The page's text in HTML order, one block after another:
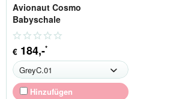
Avionaut Cosmo
Babyschale
€ 184,-*
Hinzufügen